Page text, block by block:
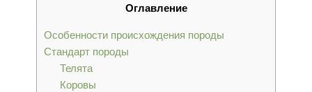
Оглавление
Особенности происхождения породы
Стандарт породы
Телята
Коровы